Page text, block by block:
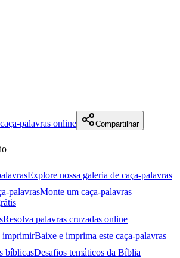
palavras online Compartilhar
Explore nossa galeria de caça-palavras
palavrasMonte um caça-palavras
Resolva palavras cruzadas online
imprimirBaixe e imprima este caça-palavras
bíblicasDesafios temáticos da Bíblia